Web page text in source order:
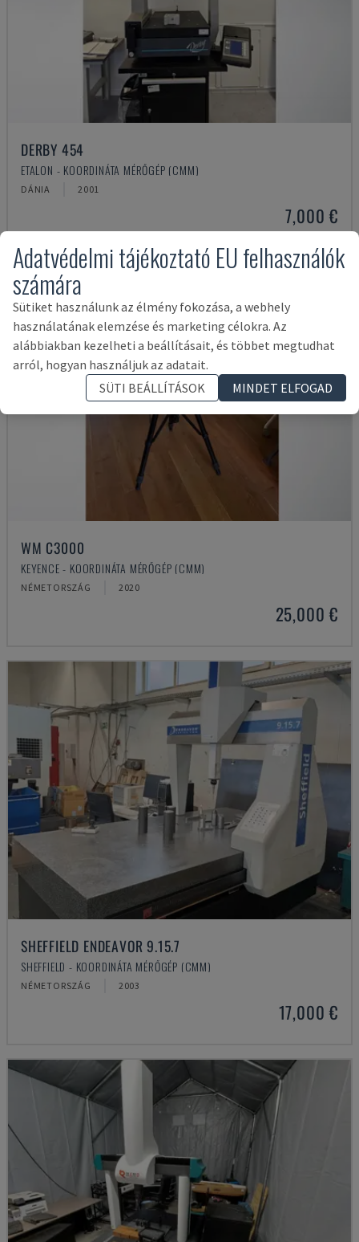
DERBY 454
ETALON - KOORDINÁTA MÉRŐGÉP (CMM)
DÁNIA 2001
7,000 €
WM C3000
KEYENCE - KOORDINÁTA MÉRŐGÉP (CMM)
NÉMETORSZÁG 2020
25,000 €
SHEFFIELD ENDEAVOR 9.15.7
SHEFFIELD - KOORDINÁTA MÉRŐGÉP (CMM)
NÉMETORSZÁG 2003
17,000 €
Adatvédelmi tájékoztató EU felhasználók
számára
Sütiket használunk az élmény fokozása, a webhely
használatának elemzése és marketing célokra. Az
alábbiakban kezelheti a beállításait, és többet megtudhat
arról, hogyan használjuk az adatait.
SÜTI BEÁLLÍTÁSOK
MINDET ELFOGAD